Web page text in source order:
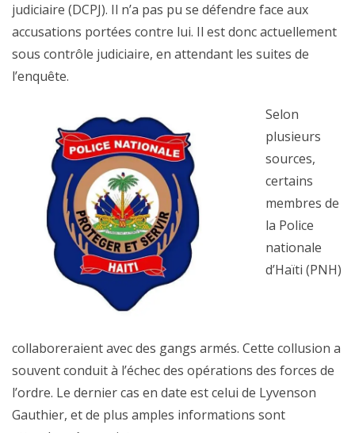
judiciaire (DCPJ). Il n’a pas pu se défendre face aux
accusations portées contre lui. Il est donc actuellement
sous contrôle judiciaire, en attendant les suites de
l’enquête.
Selon
plusieurs
sources,
certains
membres de
la Police
nationale
d’Haïti (PNH)
collaboreraient avec des gangs armés. Cette collusion a
souvent conduit à l’échec des opérations des forces de
l’ordre. Le dernier cas en date est celui de Lyvenson
Gauthier, et de plus amples informations sont